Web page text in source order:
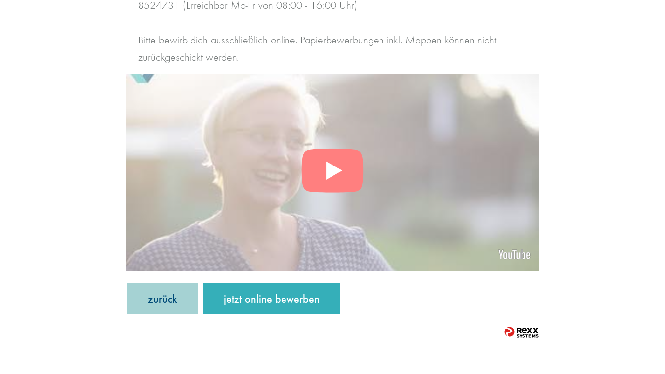
8524731 (Erreichbar Mo-Fr von 08:00 - 16:00 Uhr)
Bitte bewirb dich ausschließlich online. Papierbewerbungen inkl. Mappen können nicht
zurückgeschickt werden.
zurück jetzt online bewerben